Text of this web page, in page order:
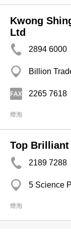
Kwong
Ltd
2894 6000
Billion
2265 7618
燈泡
Top Brilliant
2189 7288
5 Science
燈泡